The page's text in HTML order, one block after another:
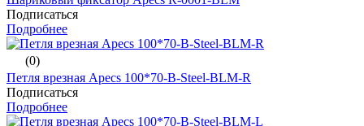
Подписаться
Подробнее
(0)
Петля врезная Apecs 100*70-B-Steel-BLM-R
Подписаться
Подробнее